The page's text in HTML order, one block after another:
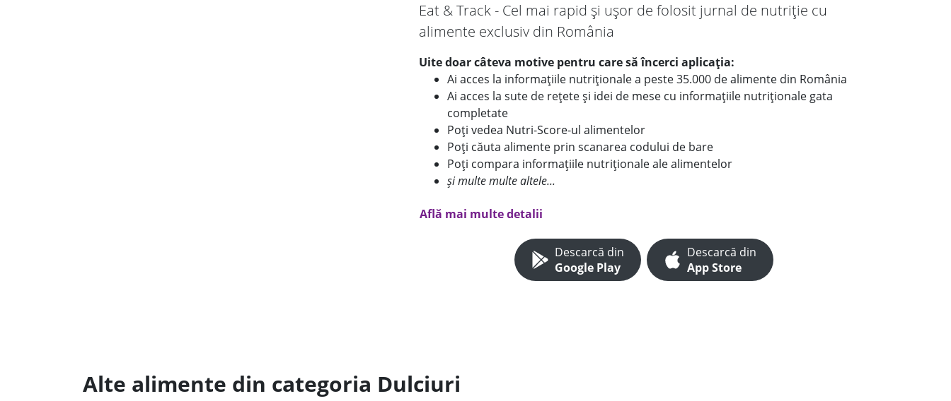
Eat & Track - Cel mai rapid și ușor de folosit jurnal de nutriție cu
alimente exclusiv din România
Uite doar câteva motive pentru care să încerci aplicația:
Ai acces la informațiile nutriționale a peste 35.000 de alimente din România
Ai acces la sute de rețete și idei de mese cu informațiile nutriționale gata
completate
Poți vedea Nutri-Score-ul alimentelor
Poți căuta alimente prin scanarea codului de bare
Poți compara informațiile nutriționale ale alimentelor
și multe multe altele...
Află mai multe detalii
Descarcă din
Google Play
Descarcă din
App Store
Alte alimente din categoria Dulciuri